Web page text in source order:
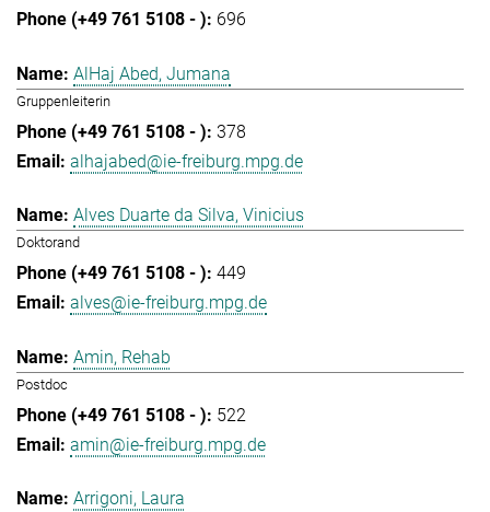
696
AlHaj Abed, Jumana
Gruppenleiterin
378
alhajabed@ie-freiburg.mpg.de
Alves Duarte da Silva, Vinicius
Doktorand
449
alves@ie-freiburg.mpg.de
Amin, Rehab
Postdoc
522
amin@ie-freiburg.mpg.de
Arrigoni, Laura